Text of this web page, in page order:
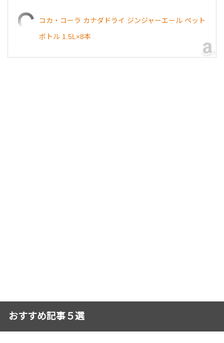
コカ・コーラ カナダドライ ジンジャーエール ペット
ボトル 1.5L×8本
おすすめ記事５選